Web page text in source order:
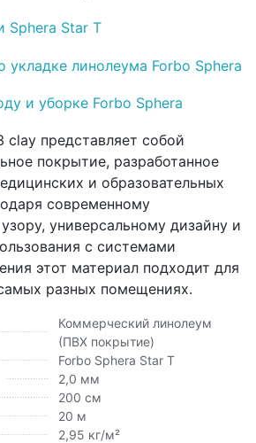
Sphera Star T
укладке линолеума Forbo Sphera
и уборке Forbo Sphera
clay представляет собой
покрытие, разработанное
и образовательных
современному
универсальному дизайну и
с системами
этот материал подходит для
разных помещениях.
Коммерческий линолеум
(ПВХ покрытие)
Forbo Sphera Star T
2,0 мм
200 см
20 м
2,95 кг/м²